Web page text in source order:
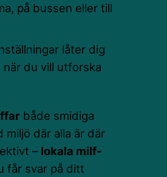
på bussen eller till
låter dig
du vill utforska
både smidiga
miljö där alla är där
– lokala milf-
får svar på ditt